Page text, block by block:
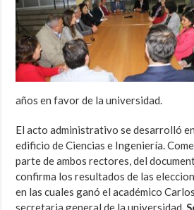
años en favor de la universidad.
El acto administrativo se desarrolló
edificio de Ciencias e Ingeniería.
parte de ambos rectores, del
confirma los resultados de las
en las cuales ganó el académico